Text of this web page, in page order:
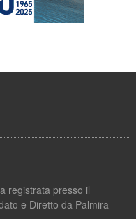
registrata presso il
e Diretto da Palmira